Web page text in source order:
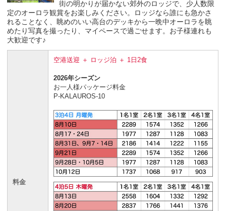
街の明かりが届かない郊外のロッジで、少人数限
定のオーロラ観賞をお楽しみください。ロッジなら誰にも急かさ
れることなく、眺めのいい高台のデッキから一晩中オーロラを眺
めたり写真を撮ったり、マイペースで過ごせます。お子様連れも
大歓迎です♪
料金
空港送迎 ＋ ロッジ泊 ＋ 1日2食
2026年シーズン
お一人様パッケージ料金
P-KALAUROS-10